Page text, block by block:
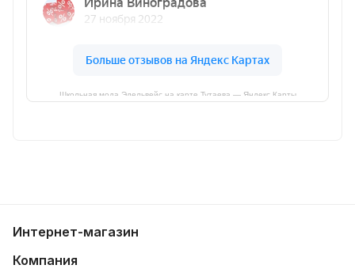
Школьная мода Эдельвейс на карте Тутаева — Яндекс Карты
Интернет-магазин
Компания